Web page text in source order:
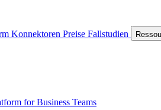
Konnektoren Preise Fallstudien
for Business Teams